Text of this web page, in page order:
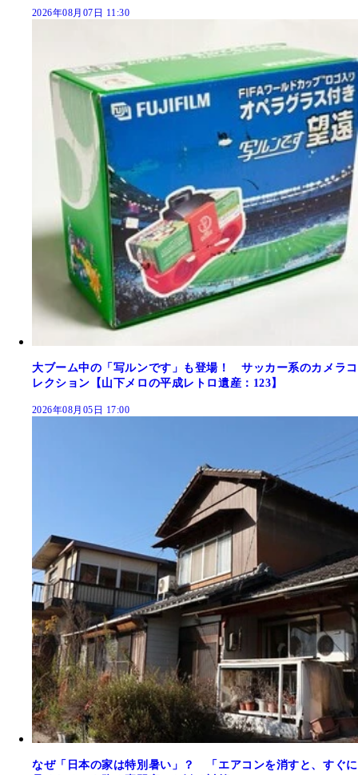
2026年08月07日 11:30
大ブーム中の「写ルンです」も登場！ サッカー系のカメラコ
レクション【山下メロの平成レトロ遺産：123】
2026年08月05日 17:00
なぜ「日本の家は特別暑い」？ 「エアコンを消すと、すぐに